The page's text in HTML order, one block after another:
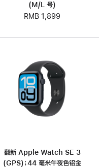
(M/L 号)
RMB 1,899
翻新 Apple Watch SE 3
(GPS)；44 毫米午夜色铝金